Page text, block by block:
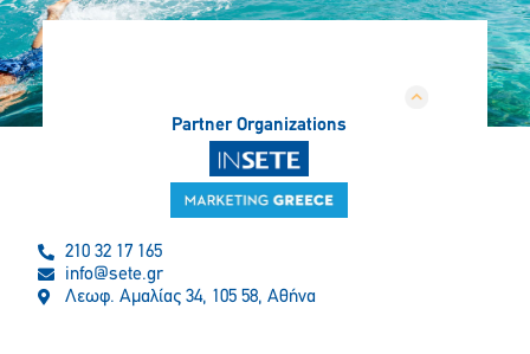
Partner Organizations
210 32 17 165
info@sete.gr
Λεωφ. Αμαλίας 34, 105 58, Αθήνα